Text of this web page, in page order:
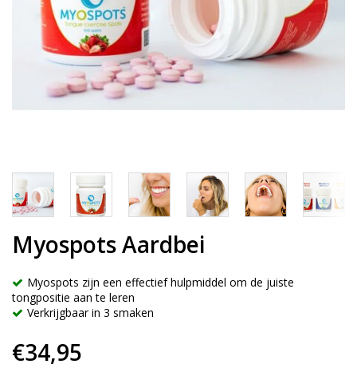
Myospots Aardbei
Myospots zijn een effectief hulpmiddel om de juiste
tongpositie aan te leren
Verkrijgbaar in 3 smaken
€34,95